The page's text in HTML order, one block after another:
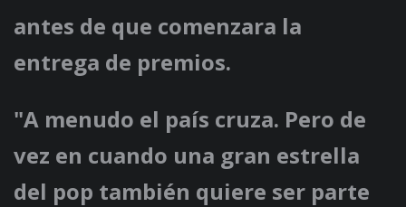
antes de que comenzara la
entrega de premios.
"A menudo el país cruza. Pero de
vez en cuando una gran estrella
del pop también quiere ser parte